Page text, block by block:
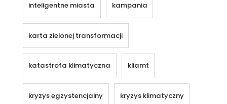
inteligentne miasta kampania
karta zielonej transformacji
katastrofa klimatyczna kliamt
kryzys egzystencjalny kryzys klimatyczny